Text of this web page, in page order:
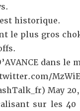
historique.
le plus gros
dans
May
sur les 40